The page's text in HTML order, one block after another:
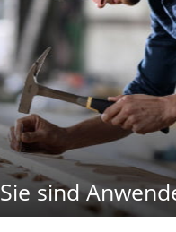
Sie sind